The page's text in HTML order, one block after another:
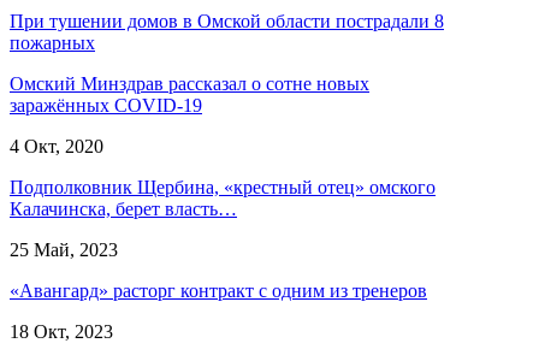
При тушении домов в Омской области пострадали 8
пожарных
Омский Минздрав рассказал о сотне новых
заражённых COVID-19
4 Окт, 2020
Подполковник Щербина, «крестный отец» омского
Калачинска, берет власть…
25 Май, 2023
«Авангард» расторг контракт с одним из тренеров
18 Окт, 2023